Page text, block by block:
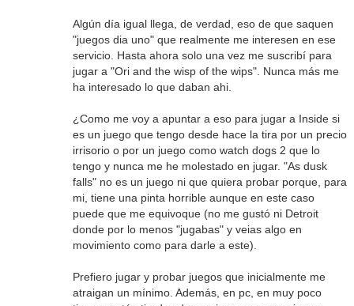
Algún día igual llega, de verdad, eso de que saquen
"juegos dia uno" que realmente me interesen en ese
servicio. Hasta ahora solo una vez me suscribí para
jugar a "Ori and the wisp of the wips". Nunca más me
ha interesado lo que daban ahi.
¿Como me voy a apuntar a eso para jugar a Inside si
es un juego que tengo desde hace la tira por un precio
irrisorio o por un juego como watch dogs 2 que lo
tengo y nunca me he molestado en jugar. "As dusk
falls" no es un juego ni que quiera probar porque, para
mi, tiene una pinta horrible aunque en este caso
puede que me equivoque (no me gustó ni Detroit
donde por lo menos "jugabas" y veias algo en
movimiento como para darle a este).
Prefiero jugar y probar juegos que inicialmente me
atraigan un mínimo. Además, en pc, en muy poco